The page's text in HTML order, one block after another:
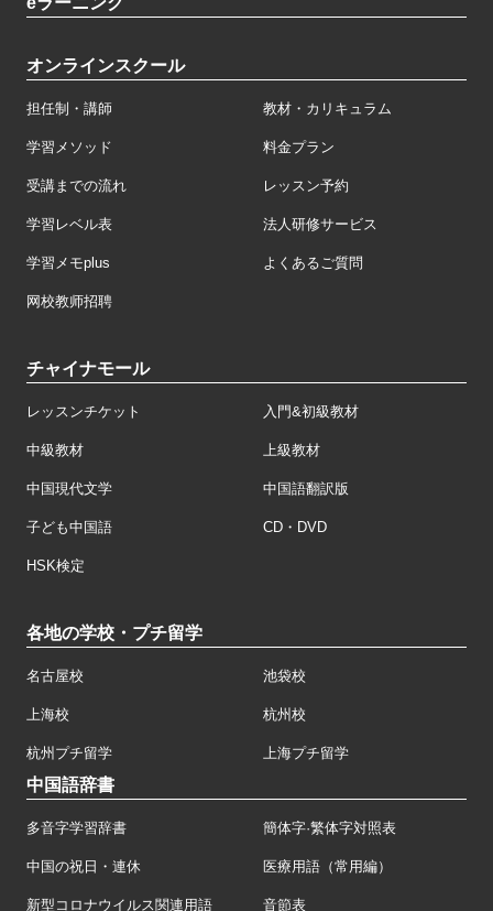
オンラインスクール
担任制・講師 教材・カリキュラム
学習メソッド 料金プラン
受講までの流れ レッスン予約
学習レベル表 法人研修サービス
学習メモplus よくあるご質問
网校教师招聘
チャイナモール
レッスンチケット 入門&初級教材
中級教材 上級教材
中国現代文学 中国語翻訳版
子ども中国語 CD・DVD
HSK検定
各地の学校・プチ留学
名古屋校 池袋校
上海校 杭州校
杭州プチ留学 上海プチ留学
中国語辞書
多音字学習辞書 簡体字·繁体字対照表
中国の祝日・連休 医療用語（常用編）
新型コロナウイルス関連用語 音節表